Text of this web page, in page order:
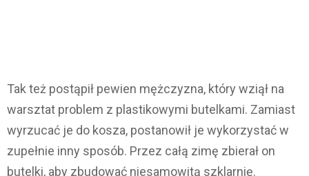
Tak też postąpił pewien mężczyzna, który wziął na
warsztat problem z plastikowymi butelkami. Zamiast
wyrzucać je do kosza, postanowił je wykorzystać w
zupełnie inny sposób. Przez całą zimę zbierał on
butelki, aby zbudować niesamowitą szklarnię.